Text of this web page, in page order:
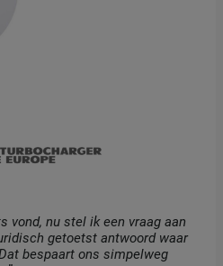
vond, nu stel ik een vraag aan
getoetst antwoord waar
bespaart ons simpelweg